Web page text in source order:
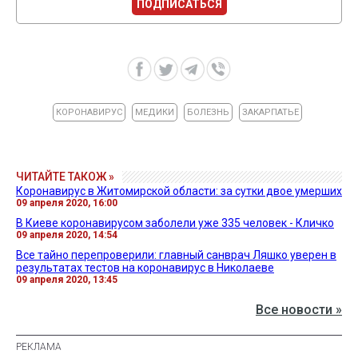
ПОДПИСАТЬСЯ
КОРОНАВИРУС МЕДИКИ БОЛЕЗНЬ ЗАКАРПАТЬЕ
ЧИТАЙТЕ ТАКОЖ »
Коронавирус в Житомирской области: за сутки двое умерших
09 апреля 2020, 16:00
В Киеве коронавирусом заболели уже 335 человек - Кличко
09 апреля 2020, 14:54
Все тайно перепроверили: главный санврач Ляшко уверен в
результатах тестов на коронавирус в Николаеве
09 апреля 2020, 13:45
Все новости »